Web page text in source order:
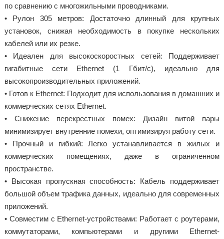
по сравнению с многожильными проводниками.
• Рулон 305 метров: Достаточно длинный для крупных
установок, снижая необходимость в покупке нескольких
кабелей или их резке.
• Идеален для высокоскоростных сетей: Поддерживает
гигабитные сети Ethernet (1 Гбит/с), идеально для
высокопроизводительных приложений.
• Готов к Ethernet: Подходит для использования в домашних и
коммерческих сетях Ethernet.
• Снижение перекрестных помех: Дизайн витой пары
минимизирует внутренние помехи, оптимизируя работу сети.
• Прочный и гибкий: Легко устанавливается в жилых и
коммерческих помещениях, даже в ограниченном
пространстве.
• Высокая пропускная способность: Кабель поддерживает
большой объем трафика данных, идеально для современных
приложений.
• Совместим с Ethernet-устройствами: Работает с роутерами,
коммутаторами, компьютерами и другими Ethernet-